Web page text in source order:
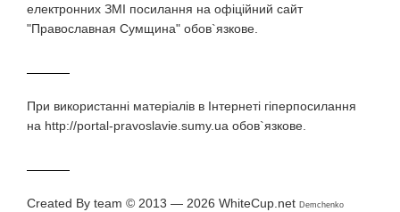
електронних ЗМI посилання на офіційний сайт
"Православная Сумщина" обов`язкове.
При використаннi матерiалiв в Iнтернетi гiперпосилання
на http://portal-pravoslavie.sumy.ua обов`язкове.
Created By team © 2013 — 2026 WhiteCup.net Demchenko